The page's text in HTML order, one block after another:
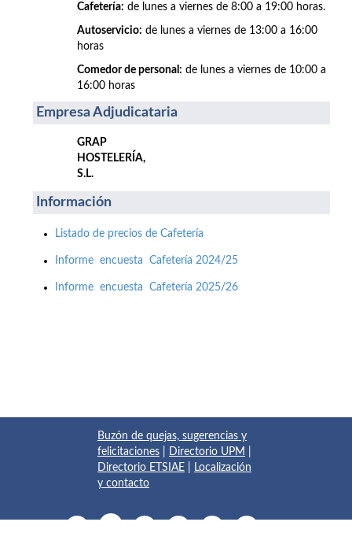
Cafetería: de lunes a viernes de 8:00 a 19:00 horas.
Autoservicio: de lunes a viernes de 13:00 a 16:00
horas
Comedor de personal: de lunes a viernes de 10:00 a
16:00 horas
Empresa Adjudicataria
GRAP
HOSTELERÍA,
S.L.
Información
Listado de precios de Cafetería
Informe encuesta Cafetería 2024/25
Informe encuesta Cafetería 2025/26
Buzón de quejas, sugerencias y
felicitaciones
Directorio UPM
Directorio ETSIAE
Localización
y contacto